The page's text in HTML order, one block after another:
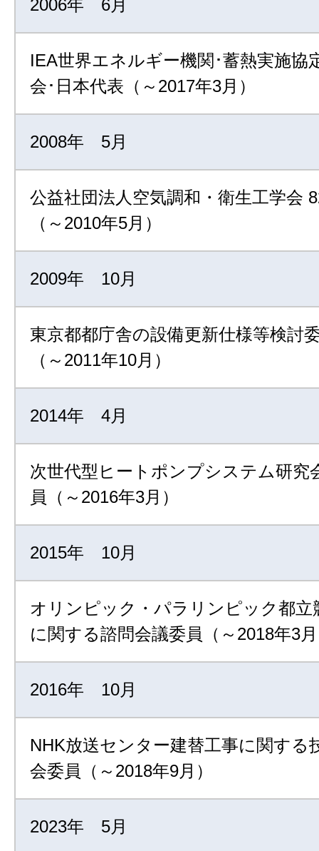
2006年 6月
IEA世界エネルギー機関･蓄熱実施協
会･日本代表（～2017年3月）
2008年 5月
公益社団法人空気調和・衛生工学会
（～2010年5月）
2009年 10月
東京都都庁舎の設備更新仕様等検討
（～2011年10月）
2014年 4月
次世代型ヒートポンプシステム研究
員（～2016年3月）
2015年 10月
オリンピック・パラリンピック都立
に関する諮問会議委員（～2018年3
2016年 10月
NHK放送センター建替工事に関する
会委員（～2018年9月）
2023年 5月